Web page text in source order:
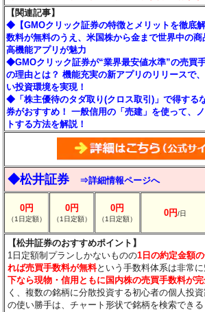
【関連記事】
◆【GMOクリック証券の特徴とメリットを徹底
数料が無料のうえ、米国株から金まで世界中の
高機能アプリが魅力
◆GMOクリック証券が“業界最安値水準”の売買
の理由とは？ 機能充実の新アプリのリリースで
い投資環境を実現！
◆「株主優待のタダ取り(クロス取引)」で得する
券がおすすめ！ 一般信用の「売建」を使って、
トする方法を解説！
◆松井証券 ⇒詳細情報ページへ
0円
（1日定額）
0円
（1日定額）
0円
（1日定額）
0円/日
【松井証券のおすすめポイント】
1日定額制プランしかないものの1日の約定金額
れば売買手数料が無料という手数料体系は非常
下なら現物・信用ともに国内株の売買手数料が完
く、複数の銘柄に分散投資する初心者の個人投
の使い勝手は、チャート形状で銘柄を検索できる